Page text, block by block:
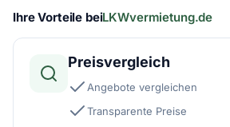
Ihre Vorteile beiLKWvermietung.de
Preisvergleich
Angebote vergleichen
Transparente Preise